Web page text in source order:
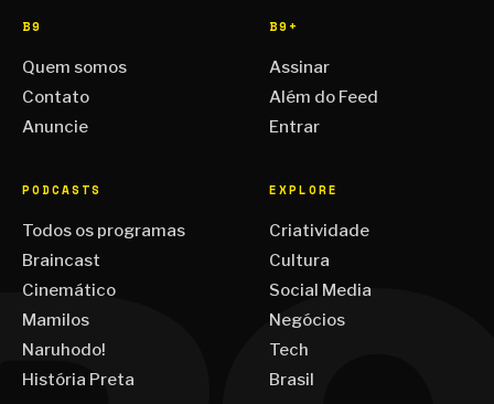
B9
Quem somos
Contato
Anuncie
B9+
Assinar
Além do Feed
Entrar
PODCASTS
Todos os programas
Braincast
Cinemático
Mamilos
Naruhodo!
História Preta
EXPLORE
Criatividade
Cultura
Social Media
Negócios
Tech
Brasil